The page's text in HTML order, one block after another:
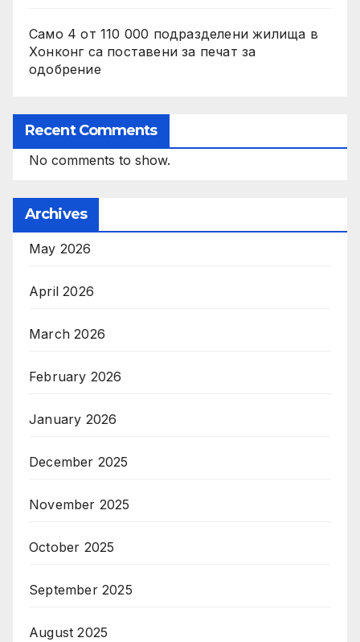
Само 4 от 110 000 подразделени жилища в
Хонконг са поставени за печат за
одобрение
Recent Comments
No comments to show.
Archives
May 2026
April 2026
March 2026
February 2026
January 2026
December 2025
November 2025
October 2025
September 2025
August 2025